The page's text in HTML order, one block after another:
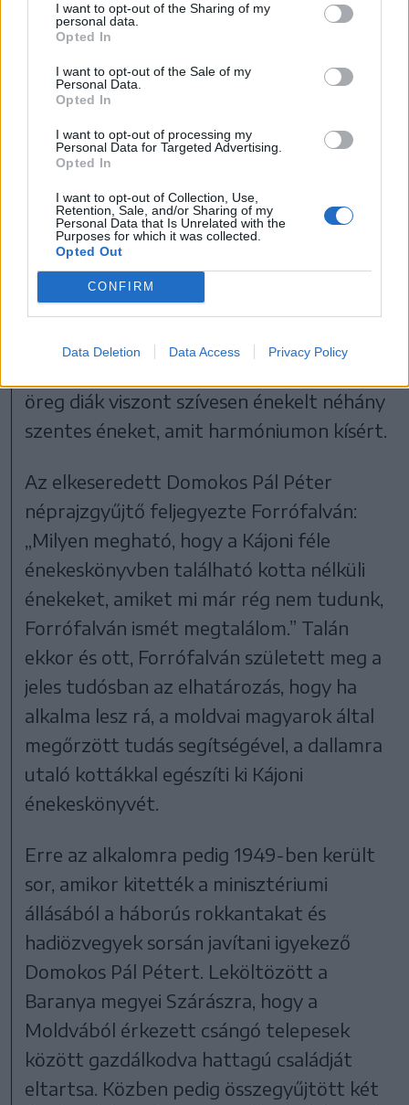
I want to opt-out of the Sharing of my
personal data.
Opted In
I want to opt-out of the Sale of my
Personal Data.
Opted In
I want to opt-out of processing my
Personal Data for Targeted Advertising.
Opted In
I want to opt-out of Collection, Use,
Retention, Sale, and/or Sharing of my
Personal Data that Is Unrelated with the
Purposes for which it was collected.
Opted Out
CONFIRM
Data Deletion Data Access Privacy Policy
szóló beszámolót. Például Forrófalván a
Cantionaléjára, és azon kívül még sok régi
„a diák nagy szeretettel őriz és minden
szabadidejében imádkozik” – írja.
A volt forrófalvi diákot is felkereste
Domokos Pál Péter, kérte, hívjon össze
olyan asszonyokat, akik tudnak szép
népdalokat és imádságokat énekelni. Ám
az asszonyok papjuktól való félelmükben
öreg diák viszont szívesen énekelt néhány
szentes éneket, amit harmóniumon kísért.
Az elkeseredett Domokos Pál Péter
néprajzgyűjtő feljegyezte Forrófalván:
„Milyen megható, hogy a Kájoni féle
énekeskönyvben található kotta nélküli
énekeket, amiket mi már rég nem tudunk,
Forrófalván ismét megtalálom.” Talán
ekkor és ott, Forrófalván született meg a
jeles tudósban az elhatározás, hogy ha
alkalma lesz rá, a moldvai magyarok által
megőrzött tudás segítségével, a dallamra
utaló kottákkal egészíti ki Kájoni
énekeskönyvét.
Erre az alkalomra pedig 1949-ben került
sor, amikor kitették a minisztériumi
állásából a háborús rokkantakat és
hadiözvegyek sorsán javítani igyekező
Domokos Pál Pétert. Leköltözött a
Baranya megyei Szárászra, hogy a
Moldvából érkezett csángó telepesek
között gazdálkodva hattagú családját
eltartsa. Közben pedig összegyűjtött két